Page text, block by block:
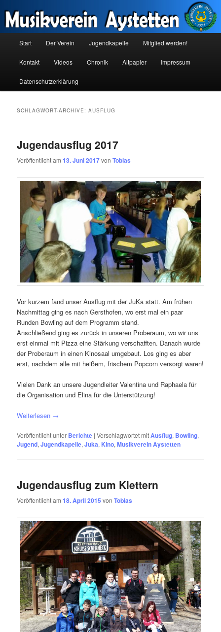
Inhalt
wechseln
sekundären
Inhalt
wechselnMusikverein Aystetten
Start Der Verein Jugendkapelle Mitglied werden!
Kontakt Videos Chronik Altpapier Impressum
Datenschutzerklärung
SCHLAGWORT-ARCHIVE:AUSFLUG
Jugendausflug 2017
Veröffentlicht am13. Juni 2017vonTobias
Vor kurzem fand unser Ausflug mit der JuKa statt. Am frühen
Nachmittag ging es nach Gersthofen, wo erst mal ein paar
Runden Bowling auf dem Programm stand.
Anschließend ging es zurück in unseren Proberaum, wo wir uns
erst einmal mit Pizza eine Stärkung verschafften. Danach wurde
der Proberaum in einen Kinosaal umgebaut. Los ging es aber
erst, nachdem alle mit heißem, frischem Popcorn versorgt waren!
Vielen Dank an unsere Jugendleiter Valentina und Raphaela für
die Organisation und Elina für die Unterstützung!
Weiterlesen →
Veröffentlicht unter Berichte |Verschlagwortet mitAusflug, Bowling,
Jugend,Jugendkapelle,Juka, Kino,Musikverein Aystetten
Jugendausflug zum Klettern
Veröffentlicht am18. April 2015 vonTobias